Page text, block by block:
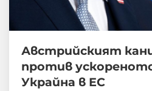
Австрийският
против
Украйна в ЕС